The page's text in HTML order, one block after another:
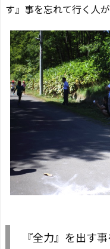
す』事を忘れて行く人
『全力』を出す